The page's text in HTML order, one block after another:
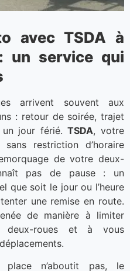
avec TSDA à
un service qui
arrivent souvent aux
: retour de soirée, trajet
un jour férié.TSDA, votre
restriction d’horaire
de votre deux-
pas de pause : un
que soit le jour ou l’heure
une remise en route.
de manière à limiter
deux-roues et à vous
n’aboutit pas, le